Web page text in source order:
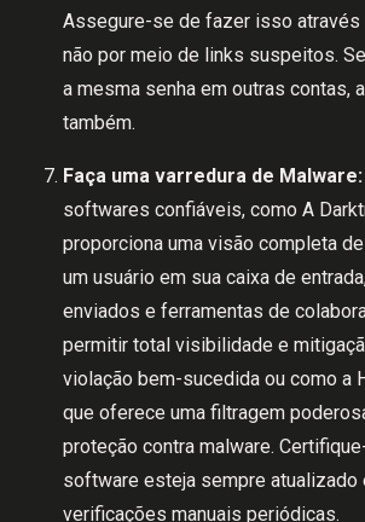
Assegure-se de fazer isso
não por meio de links suspeitos.
a mesma senha em outras contas,
também.
Faça uma varredura de Malware:
softwares confiáveis, como A
proporciona uma visão completa
um usuário em sua caixa de
enviados e ferramentas de
permitir total visibilidade e
violação bem-sucedida ou como a
que oferece uma filtragem
proteção contra malware.
software esteja sempre atualizado
verificações manuais periódicas.